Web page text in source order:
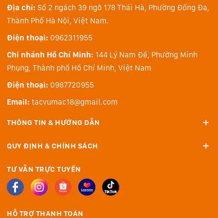
lóe sáng và bóng mờ trên hình ảnh, giảm thiểu sự sai
khác giữa độ nét tâm và độ nét rìa cũng như gia tăng
độ tương phản lên mức tối ưu.
>>> Xem thêmỐng kính máy ảnh
Địa chỉ: Số 2 ngách 39 ngõ 178 Thái Hà, Phường Đống Đa,
Thành Phố Hà Nội, Việt Nam.
Điện thoại: 0962311955
Chi nhánh Hồ Chí Minh: 144 Lý Nam Đế, Phường Minh
Phụng, Thành phố Hồ Chí Minh, Việt Nam
Điện thoại: 0987720955
Email: tacvumac18@gmail.com
THÔNG TIN & HƯỚNG DẪN
QUY ĐỊNH & CHÍNH SÁCH
TƯ VẪN TRỰC TUYẾN
HỖ TRỢ THANH TOÁN